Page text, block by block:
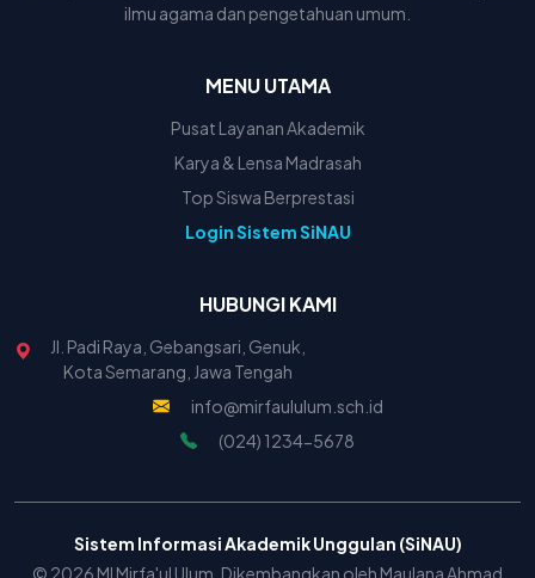
ilmu agama dan pengetahuan umum.
MENU UTAMA
Pusat Layanan Akademik
Karya & Lensa Madrasah
Top Siswa Berprestasi
Login Sistem SiNAU
HUBUNGI KAMI
Jl. Padi Raya, Gebangsari, Genuk,
Kota Semarang, Jawa Tengah
info@mirfaululum.sch.id
(024) 1234-5678
Sistem Informasi Akademik Unggulan (SiNAU)
© 2026 MI Mirfa'ul Ulum. Dikembangkan oleh Maulana Ahmad